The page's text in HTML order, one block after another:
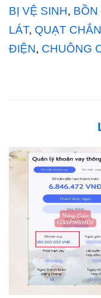
BỊ VỆ SINH,
LÁT, QUẠT
ĐIỆN, CHUÔNG